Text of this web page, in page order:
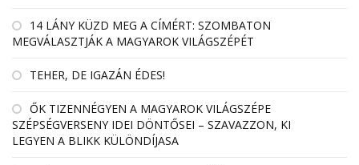
14 LÁNY KÜZD MEG A CÍMÉRT: SZOMBATON
MEGVÁLASZTJÁK A MAGYAROK VILÁGSZÉPÉT
TEHER, DE IGAZÁN ÉDES!
ŐK TIZENNÉGYEN A MAGYAROK VILÁGSZÉPE
SZÉPSÉGVERSENY IDEI DÖNTŐSEI – SZAVAZZON, KI
LEGYEN A BLIKK KÜLÖNDÍJASA